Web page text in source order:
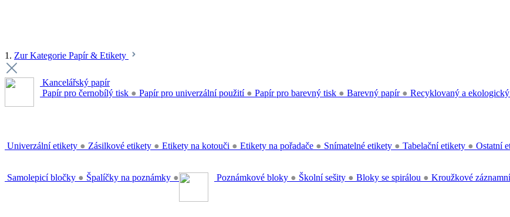
1. Zur Kategorie Papír & Etikety
Kancelářský papír
Papír pro černobílý tisk ● Papír pro univerzální použití ● Papír pro barevný tisk ● Barevný papír ● Recyklovaný a
Univerzální etikety ● Zásilkové etikety ● Etikety na kotouči ● Etikety na pořadače ● Snímatelné etikety ● Tabelační etikety ● Ostatní
Samolepicí bločky ● Špalíčky na poznámky ● Poznámkové bloky ● Školní sešity ● Bloky se spirálou ● Kroužkové